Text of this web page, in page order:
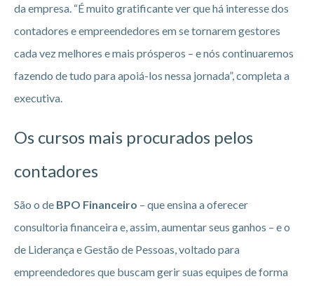
da empresa. “É muito gratificante ver que há interesse dos
contadores e empreendedores em se tornarem gestores
cada vez melhores e mais prósperos – e nós continuaremos
fazendo de tudo para apoiá-los nessa jornada”, completa a
executiva.
Os cursos mais procurados pelos
contadores
São o de BPO Financeiro – que ensina a oferecer
consultoria financeira e, assim, aumentar seus ganhos – e o
de Liderança e Gestão de Pessoas, voltado para
empreendedores que buscam gerir suas equipes de forma